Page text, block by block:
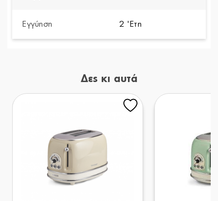
Εγγύηση 2 'Ετη
Δες κι αυτά